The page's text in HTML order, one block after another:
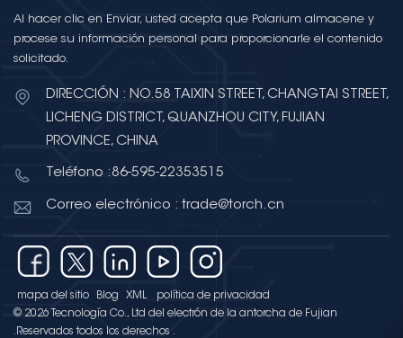
Al hacer clic en Enviar, usted acepta que Polarium almacene y
procese su información personal para proporcionarle el contenido
solicitado.
DIRECCIÓN : NO.58 TAIXIN STREET, CHANGTAI STREET,
LICHENG DISTRICT, QUANZHOU CITY, FUJIAN
PROVINCE, CHINA
Teléfono :86-595-22353515
Correo electrónico : trade@torch.cn
mapa del sitio Blog XML
política de privacidad
© 2026 Tecnología Co., Ltd del electrón de la antorcha de Fujian
.Reservados todos los derechos .